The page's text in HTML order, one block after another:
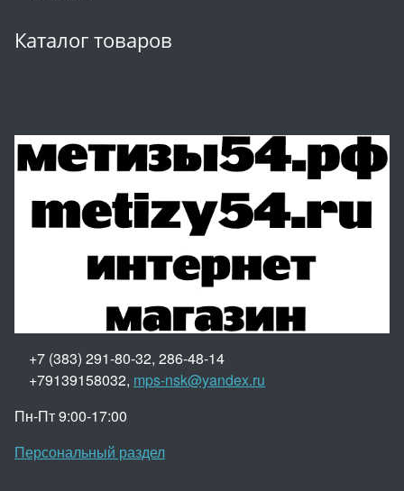
Каталог товаров
+7 (383) 291-80-32, 286-48-14
+79139158032, mps-nsk@yandex.ru
Пн-Пт 9:00-17:00
Персональный раздел